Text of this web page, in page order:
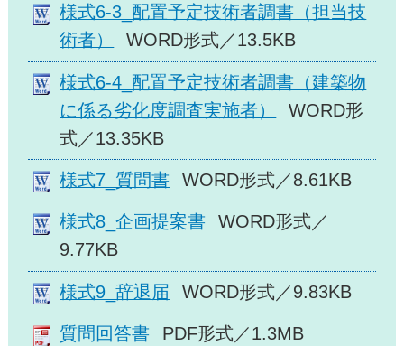
様式6-3_配置予定技術者調書（担当技
術者）
WORD形式／13.5KB
様式6-4_配置予定技術者調書（建築物
に係る劣化度調査実施者）
WORD形
式／13.35KB
様式7_質問書 WORD形式／8.61KB
様式8_企画提案書
WORD形式／
9.77KB
様式9_辞退届 WORD形式／9.83KB
質問回答書 PDF形式／1.3MB